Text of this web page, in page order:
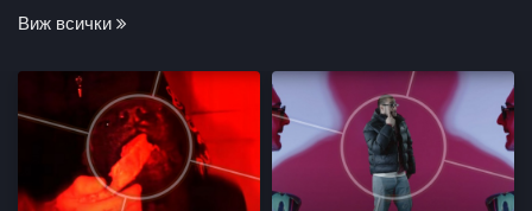
Виж всички